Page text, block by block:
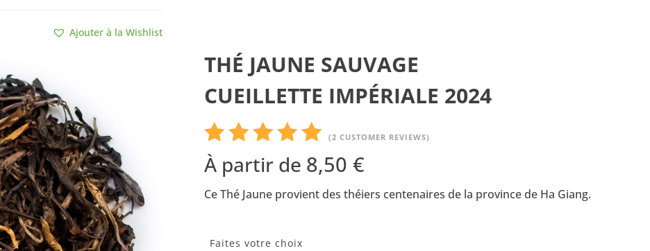
Ajouter à la Wishlist
THÉ JAUNE SAUVAGE
CUEILLETTE IMPÉRIALE 2024
Rated
5.00
of 5
customer
(2 CUSTOMER REVIEWS)
À partir de 8,50 €
Ce Thé Jaune provient des théiers centenaires de la province de Ha Giang.
Faites votre choix